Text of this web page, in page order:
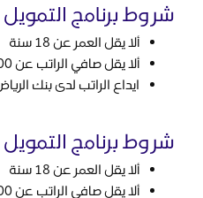
شروط برنامج
ألا يقل العمر عن 18 سنة
ألا يقل صافي الراتب عن 3,000 ريال
ايداع الراتب لدى بنك
شروط برنامج
ألا يقل العمر عن 18 سنة
ألا يقل صافي الراتب عن 5,000 ريال